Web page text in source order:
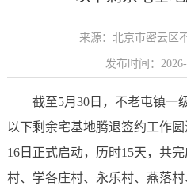
来源：北京市密云区
发布时间：
截至5月30日，不老屯镇一
以下剩余宅基地腾退签约工作
16日正式启动，历时15天，共
村、学各庄村、永乐村、燕落